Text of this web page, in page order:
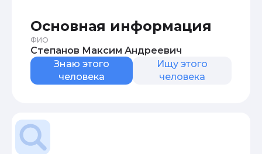
Основная информация
ФИО
Степанов Максим Андреевич
Знаю этого
человека
Ищу этого
человека